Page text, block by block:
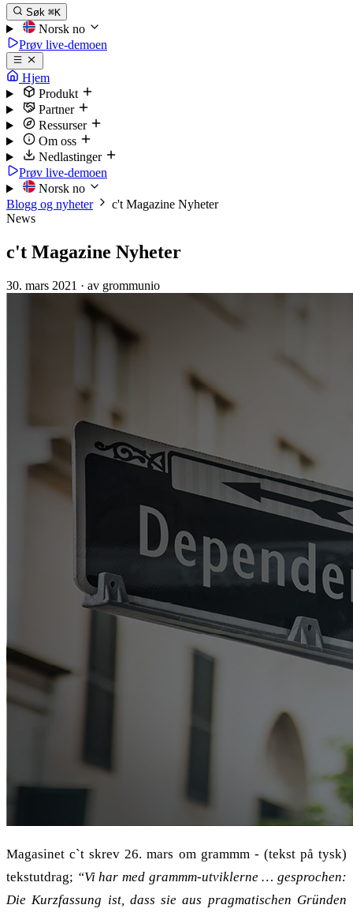
Søk ⌘K
Norsk no
Prøv live-demoen
Hjem
Produkt
Partner
Ressurser
Om oss
Nedlastinger
Prøv live-demoen
Norsk no
Blogg og nyheter
c't Magazine Nyheter
News
c't Magazine Nyheter
30. mars 2021 · av grommunio
Magasinet c`t skrev 26. mars om grammm - (tekst på tysk)
tekstutdrag; “Vi har med grammm-utviklerne … gesprochen:
Die Kurzfassung ist, dass sie aus pragmatischen Gründen